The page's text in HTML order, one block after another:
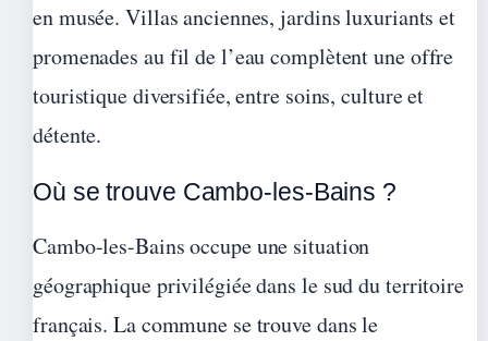
en musée. Villas anciennes, jardins luxuriants et
promenades au fil de l’eau complètent une offre
touristique diversifiée, entre soins, culture et
détente.
Où se trouve Cambo-les-Bains ?
Cambo-les-Bains occupe une situation
géographique privilégiée dans le sud du territoire
français. La commune se trouve dans le